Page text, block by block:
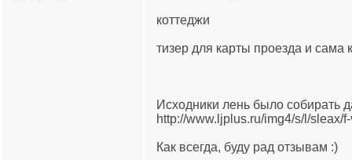
коттеджи
тизер для карты проезда и сама
Исходники лень было собирать
http://www.ljplus.ru/img4/s/l/sleax/
Как всегда, буду рад отзывам :)